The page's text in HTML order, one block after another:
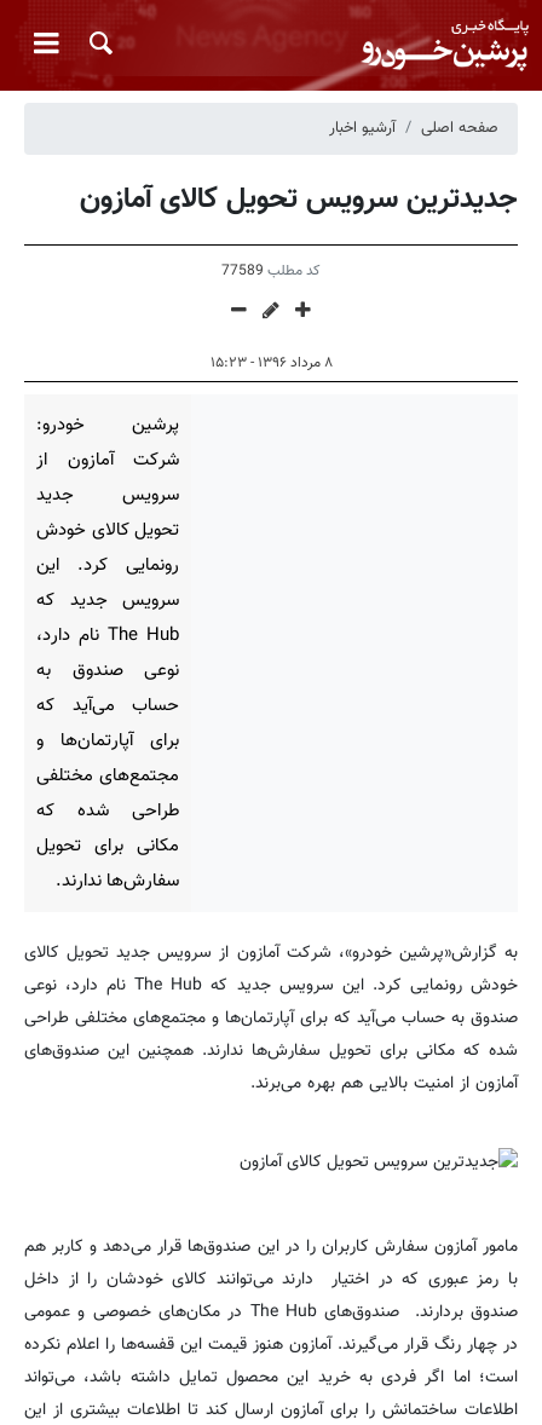
صفحه اصلی آرشیو اخبار
جدیدترین سرویس تحویل کالای آمازون
کد مطلب 77589
۸ مرداد ۱۳۹۶ - ۱۵:۲۳
پرشین خودرو:
شرکت آمازون از
سرویس جدید
تحویل کالای خودش
رونمایی کرد. این
سرویس جدید که
The Hub نام دارد،
نوعی صندوق به
حساب می‌آید که
برای آپارتمان‌ها و
مجتمع‌های مختلفی
طراحی شده که
مکانی برای تحویل
سفارش‌ها ندارند.
به گزارش«پرشین خودرو»، شرکت آمازون از سرویس جدید تحویل کالای
خودش رونمایی کرد. این سرویس جدید که The Hub نام دارد، نوعی
صندوق به حساب می‌آید که برای آپارتمان‌ها و مجتمع‌های مختلفی طراحی
شده که مکانی برای تحویل سفارش‌ها ندارند. همچنین این صندوق‌های
آمازون از امنیت بالایی هم بهره می‌برند.
مامور آمازون سفارش کاربران را در این صندوق‌ها قرار می‌دهد و کاربر هم
با رمز عبوری که در اختیار دارند می‌توانند کالای خودشان را از داخل
صندوق بردارند. صندوق‌های The Hub در مکان‌های خصوصی و عمومی
در چهار رنگ قرار می‌گیرند. آمازون هنوز قیمت این قفسه‌ها را اعلام نکرده
است؛ اما اگر فردی به خرید این محصول تمایل داشته باشد، می‌تواند
اطلاعات ساختمانش را برای آمازون ارسال کند تا اطلاعات بیشتری از این